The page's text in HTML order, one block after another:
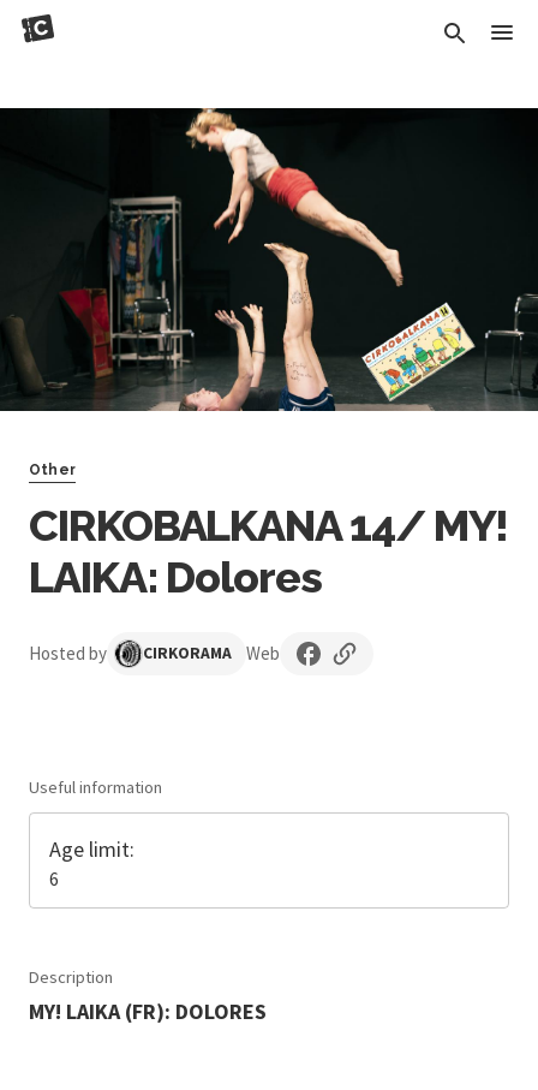
Other
CIRKOBALKANA 14/ MY!
LAIKA: Dolores
Hosted by CIRKORAMA Web
Useful information
Age limit:
6
Description
MY! LAIKA (FR): DOLORES